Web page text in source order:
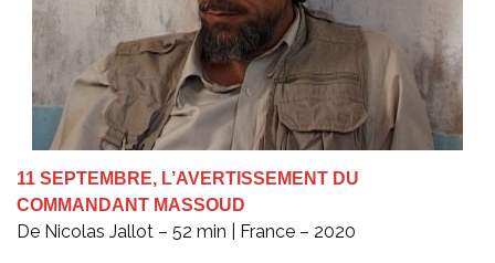
11 SEPTEMBRE, L’AVERTISSEMENT DU
COMMANDANT MASSOUD
De Nicolas Jallot – 52 min | France – 2020